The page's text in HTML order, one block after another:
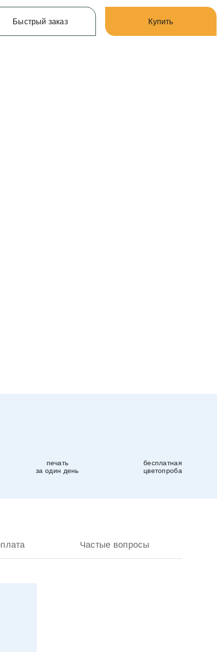
Быстрый заказ Купить
печать
за один день
бесплатная
цветопроба
Частые вопросы